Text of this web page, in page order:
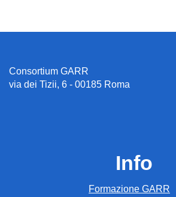
Consortium GARR
via dei Tizii, 6 - 00185 Roma
Info
Formazione GARR